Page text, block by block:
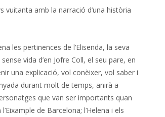
vuitanta amb la narració d’una història
les pertinences de l’Elisenda, la seva
vida d’en Jofre Coll, el seu pare, en
una explicació, vol conèixer, vol saber i
durant molt de temps, anirà a
que van ser importants quan
de Barcelona; l’Helena i els